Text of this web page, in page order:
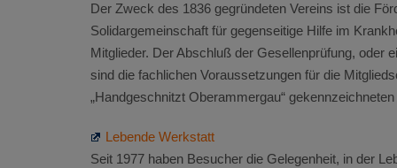
Der Zweck des 1836 gegründeten Vereins ist die
Solidargemeinschaft für gegenseitige Hilfe im
Mitglieder. Der Abschluß der Gesellenprüfung, oder
sind die fachlichen Voraussetzungen für die
„Handgeschnitzt Oberammergau“
Lebende Werkstatt
Seit 1977 haben Besucher die Gelegenheit, in der